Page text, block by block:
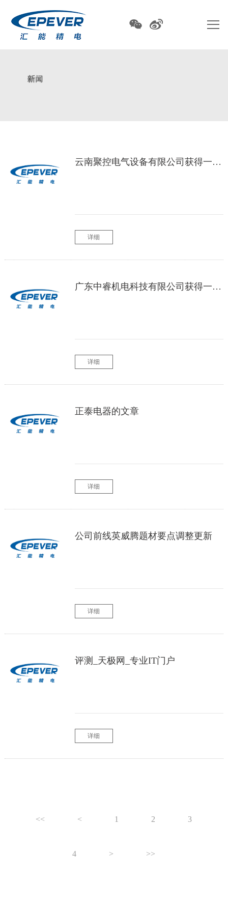
云南聚控电气设备有限公司获得一种高压配电柜用接线防护组织专利起到更好的固定防护作用
详细
广东中睿机电科技有限公司获得一种电气配电柜接线辅佐设备专利有利于设备的长期使用
详细
正泰电器的文章
详细
公司前线英威腾题材要点调整更新
详细
评测_天极网_专业IT门户
详细
<< < 1 2 3
4 > >>